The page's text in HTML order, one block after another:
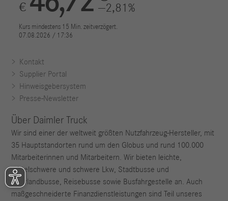
Kontakt
Supplier Portal
Hinweisgebersystem
Presse-Newsletter
Über Daimler Truck
Wir sind einer der weltweit größten Nutzfahrzeug-Hersteller, mit
35 Hauptstandorten rund um den Globus und rund 100.000
Mitarbeiterinnen und Mitarbeitern. Wir bieten leichte,
mittelschwere und schwere Lkw, Stadtbusse und
Überlandbusse, Reisebusse sowie Busfahrgestelle an. Auch
maßgeschneiderte Finanzdienstleistungen sind Teil unseres